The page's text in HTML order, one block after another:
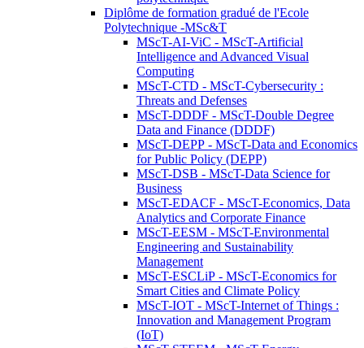
Diplôme de formation gradué de l'Ecole
Polytechnique -MSc&T
MScT-AI-ViC - MScT-Artificial
Intelligence and Advanced Visual
Computing
MScT-CTD - MScT-Cybersecurity :
Threats and Defenses
MScT-DDDF - MScT-Double Degree
Data and Finance (DDDF)
MScT-DEPP - MScT-Data and Economics
for Public Policy (DEPP)
MScT-DSB - MScT-Data Science for
Business
MScT-EDACF - MScT-Economics, Data
Analytics and Corporate Finance
MScT-EESM - MScT-Environmental
Engineering and Sustainability
Management
MScT-ESCLiP - MScT-Economics for
Smart Cities and Climate Policy
MScT-IOT - MScT-Internet of Things :
Innovation and Management Program
(IoT)